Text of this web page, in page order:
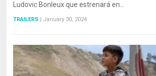
Ludovic Bonleux que estrenará en…
TRAILERS January 30, 2024